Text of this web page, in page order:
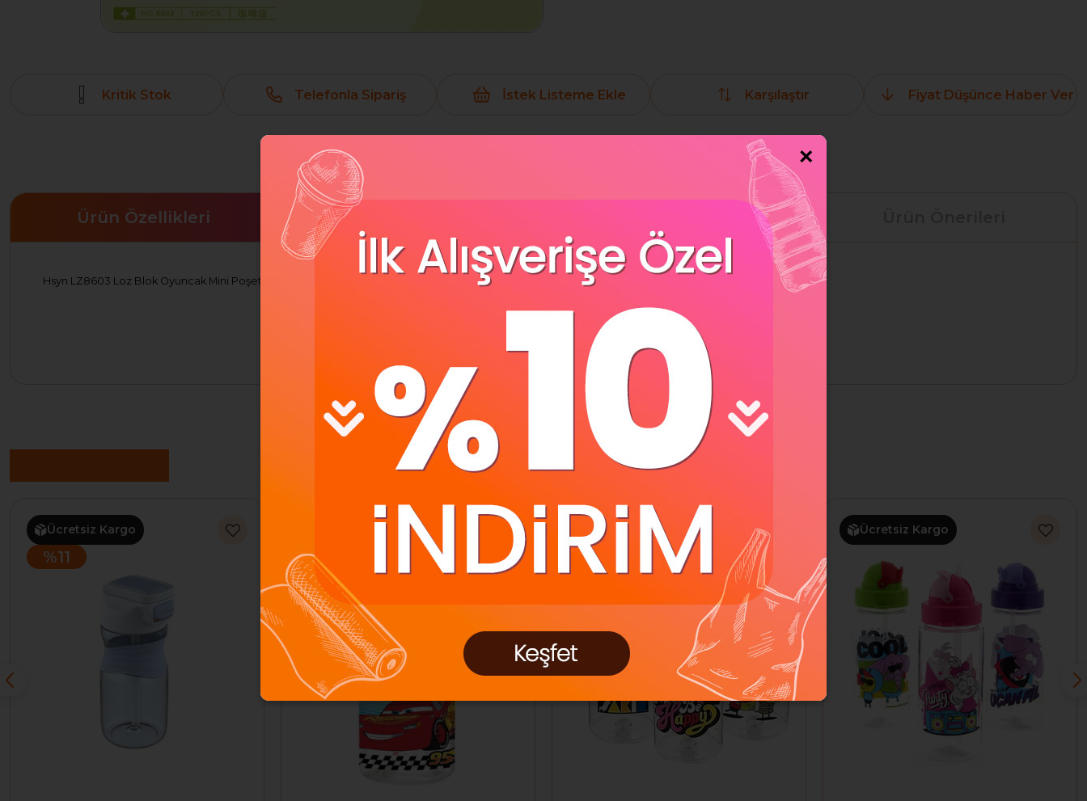
Kritik Stok Telefonla Sipariş İstek Listeme Ekle Karşılaştır Fiyat Düşünce Haber Ver
Ürün Özellikleri Ödeme Seçenekleri
Hsyn LZ8603 Loz Blok Oyuncak Mini Poşet -Vagonlife Akdenizpos Yeni
Ücretsiz Kargo
%11
Ücretsiz Kargo Ücretsiz Kargo
×